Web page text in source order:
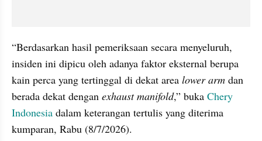
“Berdasarkan hasil pemeriksaan secara menyeluruh,
insiden ini dipicu oleh adanya faktor eksternal berupa
kain perca yang tertinggal di dekat area lower arm dan
berada dekat dengan exhaust manifold,” buka Chery
Indonesia dalam keterangan tertulis yang diterima
kumparan, Rabu (8/7/2026).